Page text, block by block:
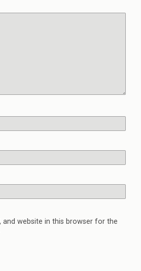
and website in this browser for the